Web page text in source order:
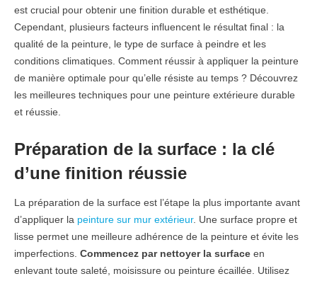
est crucial pour obtenir une finition durable et esthétique.
Cependant, plusieurs facteurs influencent le résultat final : la
qualité de la peinture, le type de surface à peindre et les
conditions climatiques. Comment réussir à appliquer la peinture
de manière optimale pour qu’elle résiste au temps ? Découvrez
les meilleures techniques pour une peinture extérieure durable
et réussie.
Préparation de la surface : la clé
d’une finition réussie
La préparation de la surface est l’étape la plus importante avant
d’appliquer la peinture sur mur extérieur. Une surface propre et
lisse permet une meilleure adhérence de la peinture et évite les
imperfections. Commencez par nettoyer la surface en
enlevant toute saleté, moisissure ou peinture écaillée. Utilisez